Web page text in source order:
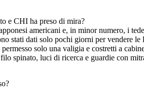
e CHI ha preso di mira?
americani e, in minor numero, i
stati dati solo pochi giorni per vendere le
solo una valigia e costretti a
spinato, luci di ricerca e guardie con